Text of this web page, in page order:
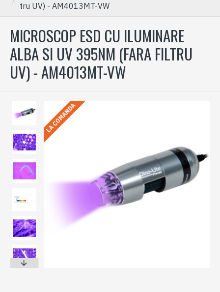
tru UV) - AM4013MT-VW
MICROSCOP ESD CU ILUMINARE
ALBA SI UV 395NM (FARA FILTRU
UV) - AM4013MT-VW
LA COMANDA